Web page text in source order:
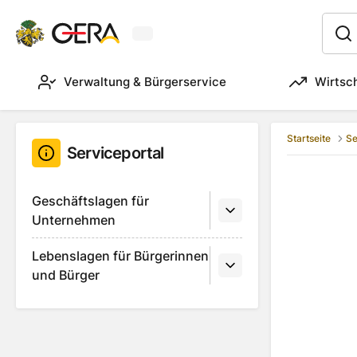
Verwaltung & Bürgerservice
Serviceportal
Geschäftslagen für
Unternehmen
Lebenslagen für Bürgerinnen
und Bürger
Startseite